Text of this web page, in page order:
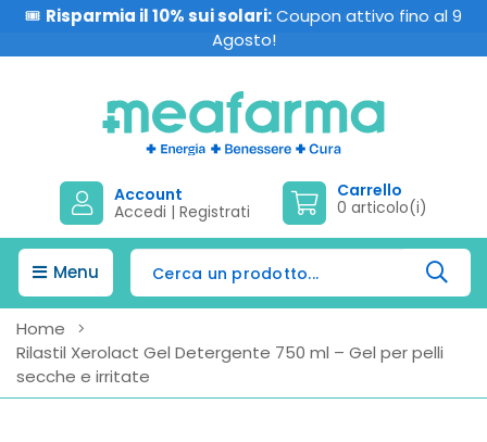
📧Sconto 5%?Iscriviti alla nostraNewsletter!
Account
Accedi | Registrati
Carrello
0 articolo(i)
Menu
Home
Rilastil Xerolact Gel Detergente 750 ml – Gel per pelli
secche e irritate